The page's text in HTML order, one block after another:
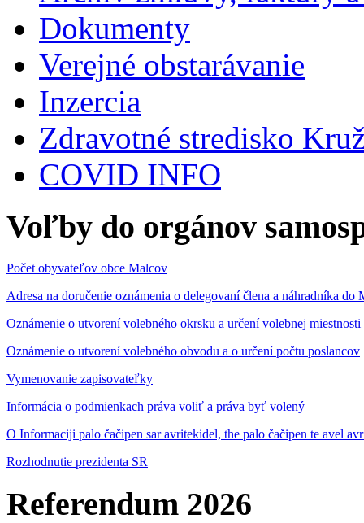
Dokumenty
Verejné obstarávanie
Inzercia
Zdravotné stredisko
COVID INFO
Voľby do orgánov
Počet obyvateľov obce Malcov
Adresa na doručenie oznámenia o delegovaní člena a náhradníka
Oznámenie o utvorení volebného okrsku a určení volebnej miestnosti
Oznámenie o utvorení volebného obvodu a o určení počtu poslancov
Vymenovanie zapisovateľky
Informácia o podmienkach práva voliť a práva byť volený
O Informaciji palo čačipen sar avritekidel, the palo čačipen te avel
Rozhodnutie prezidenta SR
Referendum 2026